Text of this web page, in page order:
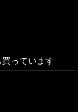
っています